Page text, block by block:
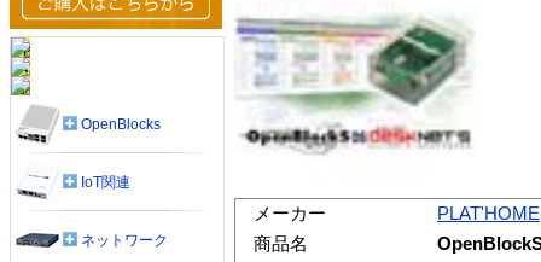
メーカー
PLAT'HOME
商品名
OpenBlocks
IoT関連
ネットワーク